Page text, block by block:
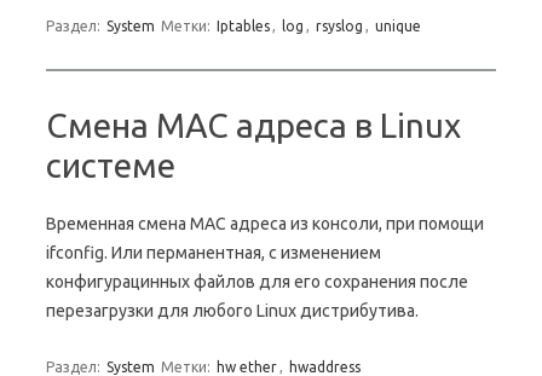
Раздел: System Метки: Iptables log rsyslog unique
Смена MAC адреса в Linux
системе
Временная смена MAC адреса из консоли, при помощи
ifconfig. Или перманентная, с изменением
конфигурацинных файлов для его сохранения после
перезагрузки для любого Linux дистрибутива.
Раздел: System Метки: hw ether hwaddress